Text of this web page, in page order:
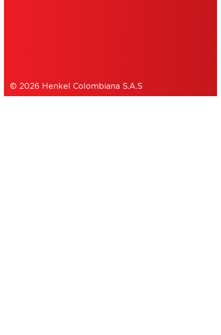
© 2026 Henkel Colombiana S.A.S